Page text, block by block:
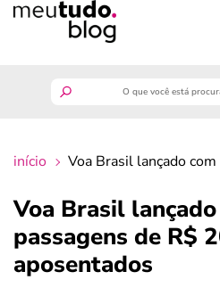
finanças
benefícios
início Voa Brasil lançado
Voa Brasil
passagens de R$
aposentados